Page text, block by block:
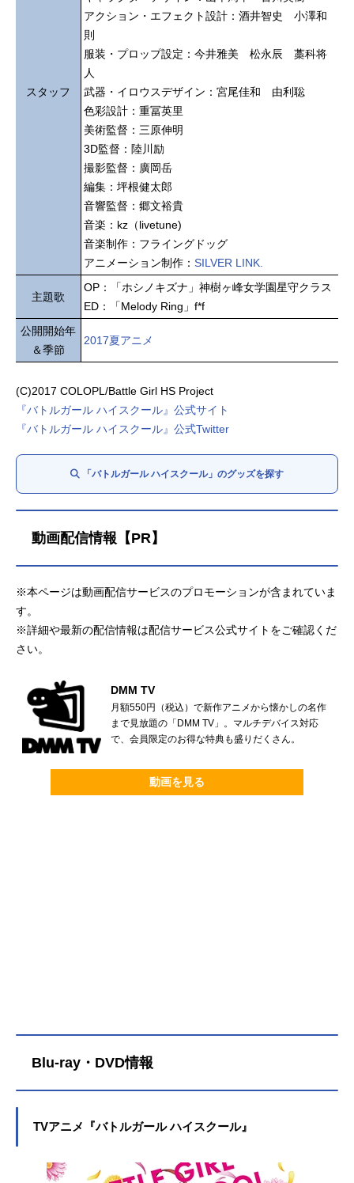
スタッフ
アクション・エフェクト設計：酒井智史 小澤和
則
服装・プロップ設定：今井雅美 松永辰 藁科将
人
武器・イロウスデザイン：宮尾佳和 由利聡
色彩設計：重冨英里
美術監督：三原伸明
3D監督：陸川励
撮影監督：廣岡岳
編集：坪根健太郎
音響監督：郷文裕貴
音楽：kz（livetune)
音楽制作：フライングドッグ
アニメーション制作： SILVER LINK.
主題歌
OP：「ホシノキズナ」神樹ヶ峰女学園星守クラス
ED：「Melody Ring」f*f
公開開始年
＆季節
2017夏アニメ
(C)2017 COLOPL/Battle Girl HS Project
『バトルガール ハイスクール』公式サイト
『バトルガール ハイスクール』公式Twitter
「バトルガール ハイスクール」のグッズを探す
動画配信情報【PR】
※本ページは動画配信サービスのプロモーションが含まれていま
す。
※詳細や最新の配信情報は配信サービス公式サイトをご確認くだ
さい。
DMM TV
月額550円（税込）で新作アニメから懐かしの名作
まで見放題の「DMM TV」。マルチデバイス対応
で、会員限定のお得な特典も盛りだくさん。
動画を見る
Blu-ray・DVD情報
TVアニメ『バトルガール ハイスクール』